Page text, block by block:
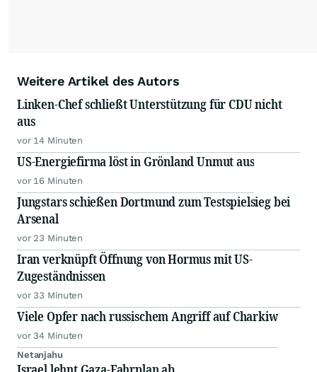
Weitere Artikel des Autors
Linken-Chef schließt Unterstützung für CDU nicht
aus
vor 14 Minuten
US-Energiefirma löst in Grönland Unmut aus
vor 16 Minuten
Jungstars schießen Dortmund zum Testspielsieg bei
Arsenal
vor 23 Minuten
Iran verknüpft Öffnung von Hormus mit US-
Zugeständnissen
vor 33 Minuten
Viele Opfer nach russischem Angriff auf Charkiw
vor 34 Minuten
Netanjahu